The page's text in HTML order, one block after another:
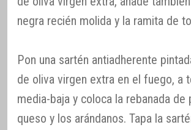
negra recién molida y la ramita de
Pon una sartén antiadherente
de oliva virgen extra en el fuego, a
media-baja y coloca la rebanada de
queso y los arándanos. Tapa la